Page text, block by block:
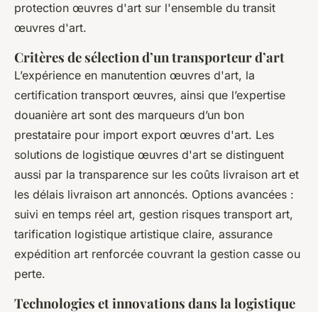
protection œuvres d'art sur l'ensemble du transit
œuvres d'art.
Critères de sélection d’un transporteur d’art
L’expérience en manutention œuvres d'art, la
certification transport œuvres, ainsi que l’expertise
douanière art sont des marqueurs d’un bon
prestataire pour import export œuvres d'art. Les
solutions de logistique œuvres d'art se distinguent
aussi par la transparence sur les coûts livraison art et
les délais livraison art annoncés. Options avancées :
suivi en temps réel art, gestion risques transport art,
tarification logistique artistique claire, assurance
expédition art renforcée couvrant la gestion casse ou
perte.
Technologies et innovations dans la logistique